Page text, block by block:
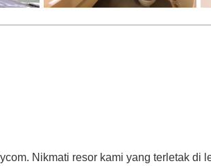
Nikmati resor kami yang terletak di